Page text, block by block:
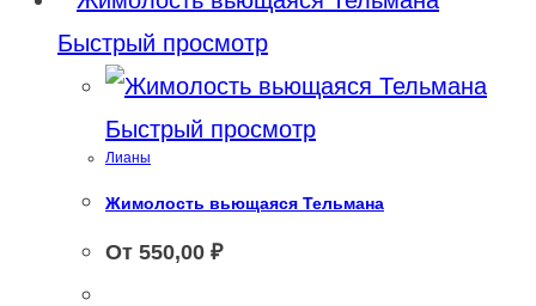
Быстрый просмотр
Быстрый просмотр
Лианы
Жимолость вьющаяся Тельмана
От 550,00 ₽